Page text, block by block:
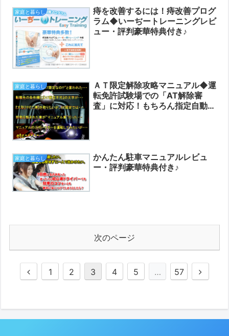
家庭と暮らし
痔を改善するには！痔改善プログ
ラム◆いーぢートレーニングレビ
ュー・評判豪華特典付き♪
家庭と暮らし
ＡＴ限定解除攻略マニュアル◆運
転免許試験場での「AT解除審
査」に対応！もちろん指定自動車
家庭と暮らし
かんたん駐車マニュアルレビュ
ー・評判豪華特典付き♪
次のページ
前
1 2 3 4 5 … 57
次